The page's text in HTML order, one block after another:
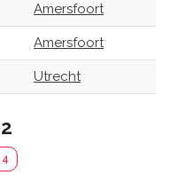
Amersfoort
Amersfoort
Utrecht